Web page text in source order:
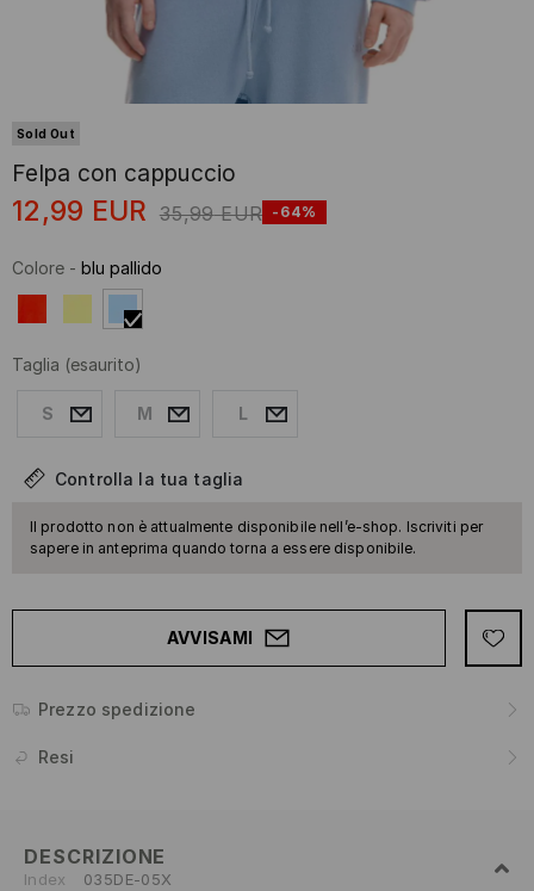
Sold Out
Felpa con cappuccio
12,99 EUR 35,99 EUR -64%
Colore - blu pallido
Taglia (esaurito)
S M L
Controlla la tua taglia
Il prodotto non è attualmente disponibile nell’e-shop. Iscriviti per
sapere in anteprima quando torna a essere disponibile.
AVVISAMI
Prezzo spedizione
Resi
DESCRIZIONE
Index 035DE-05X